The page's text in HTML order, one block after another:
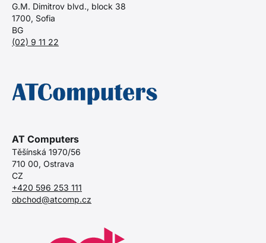
G.M. Dimitrov blvd., block 38
1700, Sofia
BG
(02) 9 11 22
AT Computers
Těšínská 1970/56
710 00, Ostrava
CZ
+420 596 253 111
obchod@atcomp.cz